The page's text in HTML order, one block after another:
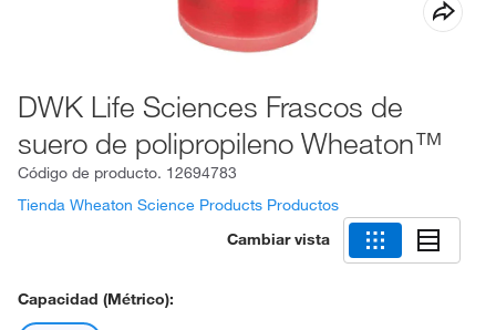
DWK Life Sciences Frascos de
suero de polipropileno Wheaton™
Código de producto. 12694783
Tienda Wheaton Science Products Productos
Cambiar vista
Capacidad (métrico):